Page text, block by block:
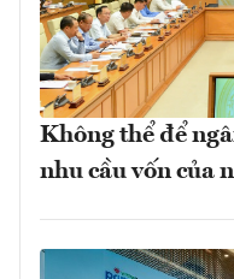
Không thể để
nhu cầu vốn của